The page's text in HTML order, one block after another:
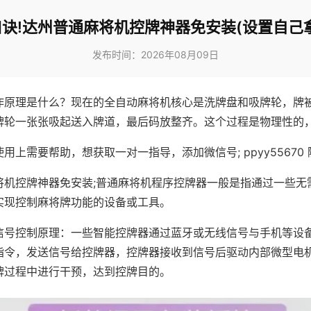
!达州普通麻将机控牌神器免安装(设置自己
发布时间：2026年08月09日
原理是什么？现在的全自动麻将机核心是洗牌盘和吸牌轮，牌
一张张吸起送入牌道，最后码放整齐。这个过程是物理性的
用上需要帮助，想获取一对一指导，添加微信号; ppyy55670
机控牌神器免安装;普通麻将机程序控牌器一般是指通过一些
控制麻将牌功能的设备或工具。
号控制原理：一些智能控牌器通过蓝牙或无线信号与手机等设
，发送信号给控牌器，控牌器接收到信号后驱动内部微型电
程中进行干预，达到控牌目的。